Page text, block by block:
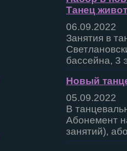
Танец
06.09.2022
Занятия в
бассейна, 3
Новый
05.09.2022
В
Абонемент
занятий),